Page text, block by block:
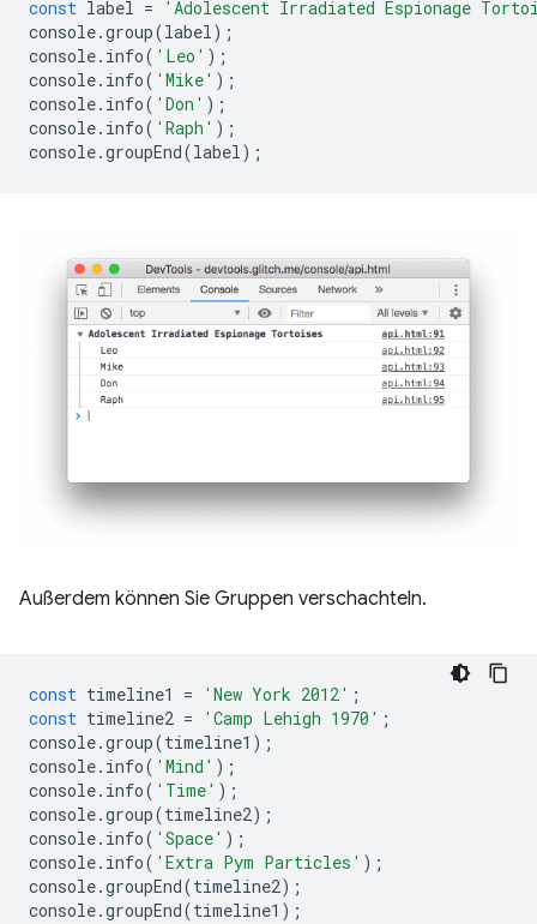
const label =
'Adolescent Irradiated Espionage
console.group(label);
console. info( 'Leo' );
console. info( 'Mike' );
console. info( 'Don' );
console. info( 'Raph' );
console.groupEnd(label);
Außerdem können Sie Gruppen verschachteln.
const timeline1 = 'New York 2012' ;
const timeline2 = 'Camp Lehigh 1970' ;
console.group(timeline1 );
console. info( 'Mind' );
console. info( 'Time' );
console.group(timeline2);
console. info( 'Space' );
console. info( 'Extra Pym Particles' );
console.groupEnd(timeline2);
console.groupEnd(timeline1 );